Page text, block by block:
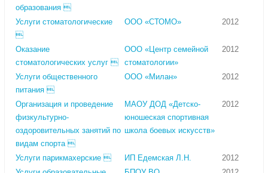
образования 
Услуги стоматологические

ООО «СТОМО» 2012
Оказание
стоматологических услуг 
ООО «Центр семейной
стоматологии»
2012
Услуги общественного
питания 
ООО «Милан» 2012
Организация и проведение
физкультурно-
оздоровительных занятий по
видам спорта 
МАОУ ДОД «Детско-
юношеская спортивная
школа боевых искусств»
2012
Услуги парикмахерские  ИП Едемская Л.Н.
2012